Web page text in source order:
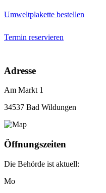
Umweltplakette bestellen
Termin reservieren
Adresse
Am Markt 1
34537 Bad Wildungen
Öffnungszeiten
Die Behörde ist aktuell:
Mo